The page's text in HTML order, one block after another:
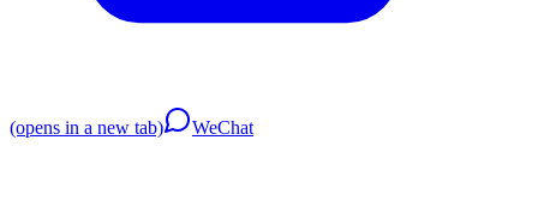
(opens in a new tab) WeChat